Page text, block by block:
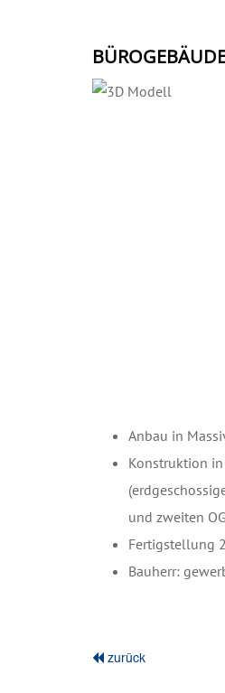
Anbau in
Konstruktion in
und zweiten
Fertigstellung
Bauherr:
zurück